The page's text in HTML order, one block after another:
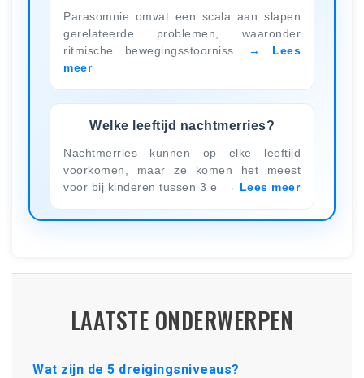
Parasomnie omvat een scala aan slapen
gerelateerde problemen, waaronder
ritmische bewegingsstoorniss
Lees
meer
Welke leeftijd nachtmerries?
Nachtmerries kunnen op elke leeftijd
voorkomen, maar ze komen het meest
voor bij kinderen tussen 3 e
Lees meer
LAATSTE ONDERWERPEN
Wat zijn de 5 dreigingsniveaus?